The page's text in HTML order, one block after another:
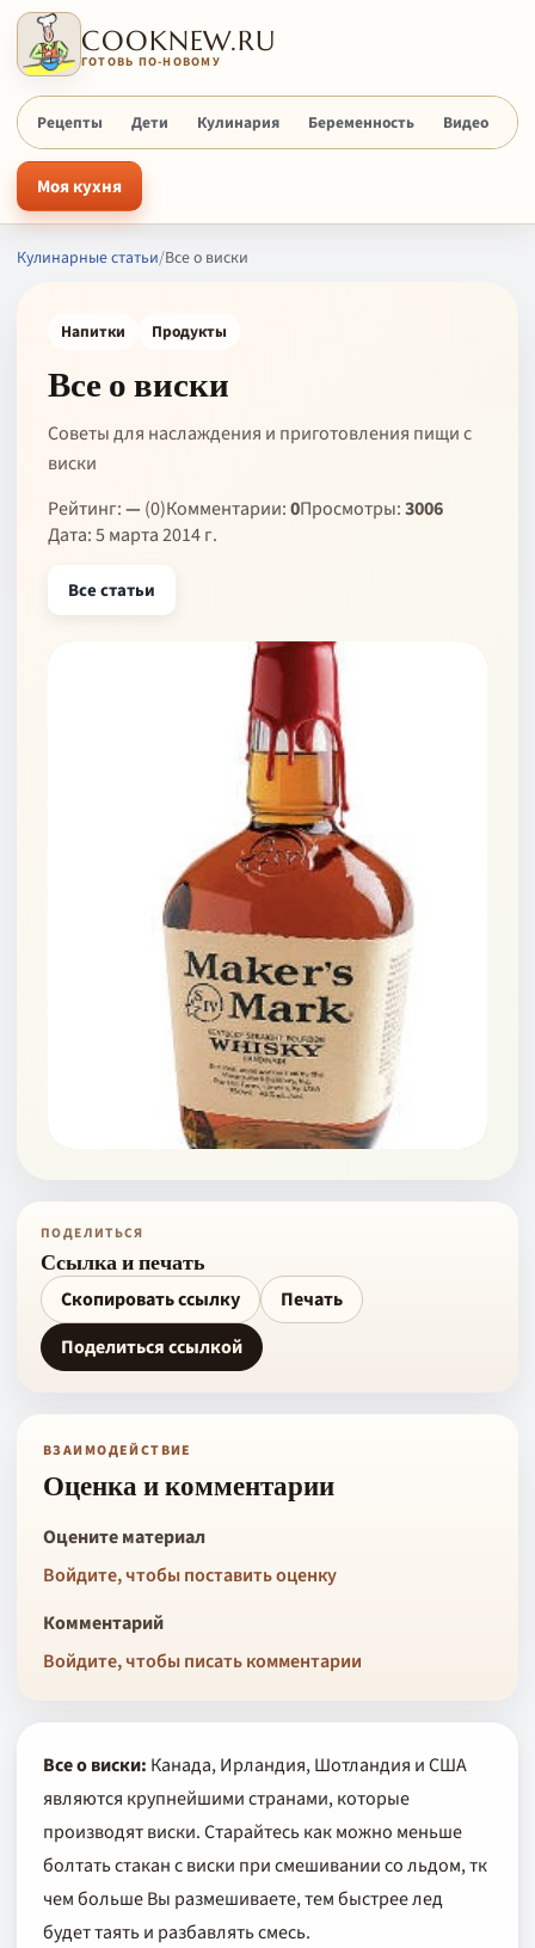
COOKNEW.RU
ГОТОВЬ ПО-НОВОМУ
Рецепты Дети Кулинария Беременность Видео
Моя кухня
Кулинарные статьи/Все о виски
Напитки Продукты
Все о виски
Советы для наслаждения и приготовления пищи с
виски
Рейтинг:— (0)Комментарии:0Просмотры:3006
Дата: 5 марта 2014 г.
Все статьи
ПОДЕЛИТЬСЯ
Ссылка и печать
Скопировать ссылку
Печать
Поделиться ссылкой
ВЗАИМОДЕЙСТВИЕ
Оценка и комментарии
Оцените материал
Войдите, чтобы поставить оценку
Комментарий
Войдите, чтобы писать комментарии
Все о виски: Канада, Ирландия, Шотландия и США
являются крупнейшими странами, которые
производят виски. Старайтесь как можно меньше
болтать стакан с виски при смешивании со льдом, тк
чем больше Вы размешиваете, тем быстрее лед
будет таять и разбавлять смесь.